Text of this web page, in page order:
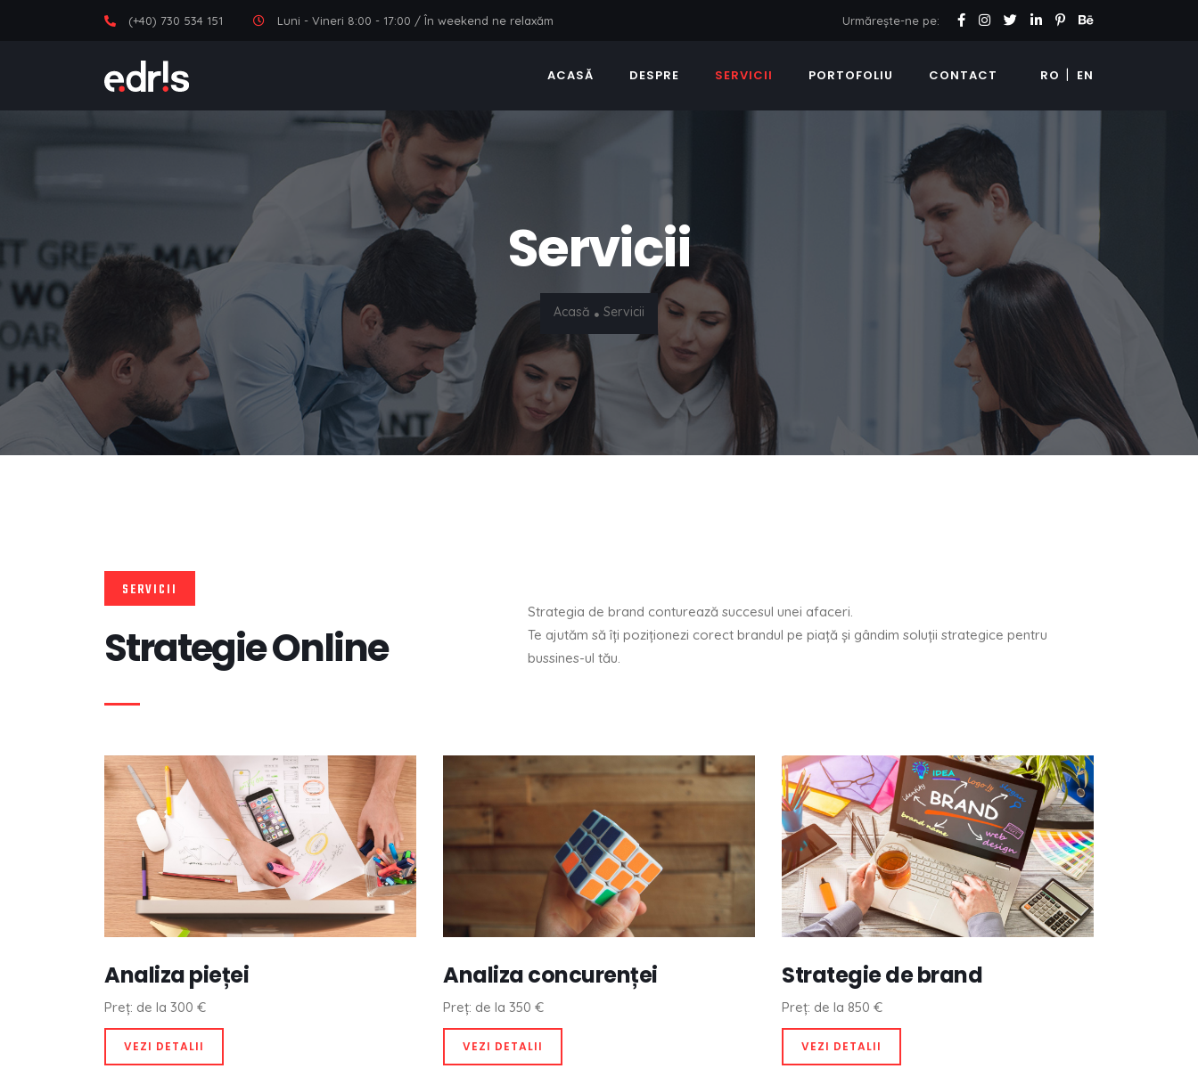
(+40) 730 534 151 Luni - Vineri 8:00 - 17:00 / În weekend ne relaxăm Urmărește-ne pe:
ACASĂ DESPRE SERVICII PORTOFOLIU CONTACT RO EN
Servicii
Acasă Servicii
SERVICII
Strategie Online
Strategia de brand conturează succesul unei afaceri.
Te ajutăm să îţi poziţionezi corect brandul pe piaţă şi gândim soluţii strategice pentru
bussines-ul tău.
Analiza pieței
Preț: de la 300 €
VEZI DETALII
Analiza concurenței
Preț: de la 350 €
VEZI DETALII
Strategie de brand
Preț: de la 850 €
VEZI DETALII